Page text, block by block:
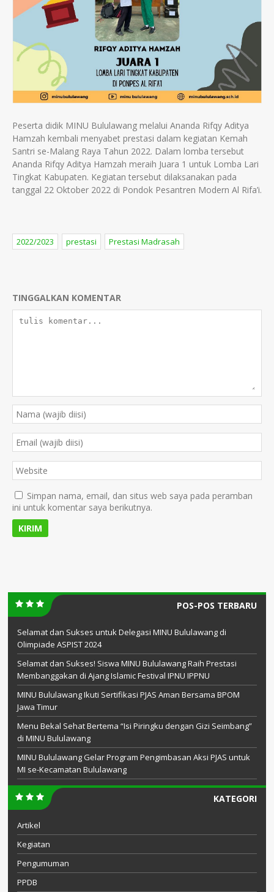
Peserta didik MINU Bululawang melalui Ananda Rifqy Aditya
Hamzah kembali menyabet prestasi dalam kegiatan Kemah
Santri se-Malang Raya Tahun 2022. Dalam lomba tersebut
Ananda Rifqy Aditya Hamzah meraih Juara 1 untuk Lomba Lari
Tingkat Kabupaten. Kegiatan tersebut dilaksanakan pada
tanggal 22 Oktober 2022 di Pondok Pesantren Modern Al Rifa’i.
2022/2023 prestasi Prestasi Madrasah
TINGGALKAN KOMENTAR
Simpan nama, email, dan situs web saya pada peramban
ini untuk komentar saya berikutnya.
POS-POS TERBARU
Selamat dan Sukses untuk Delegasi MINU Bululawang di
Olimpiade ASPIST 2024
Selamat dan Sukses! Siswa MINU Bululawang Raih Prestasi
Membanggakan di Ajang Islamic Festival IPNU IPPNU
MINU Bululawang Ikuti Sertifikasi PJAS Aman Bersama BPOM
Jawa Timur
Menu Bekal Sehat Bertema “Isi Piringku dengan Gizi Seimbang”
di MINU Bululawang
MINU Bululawang Gelar Program Pengimbasan Aksi PJAS untuk
MI se-Kecamatan Bululawang
KATEGORI
Artikel
Kegiatan
Pengumuman
PPDB